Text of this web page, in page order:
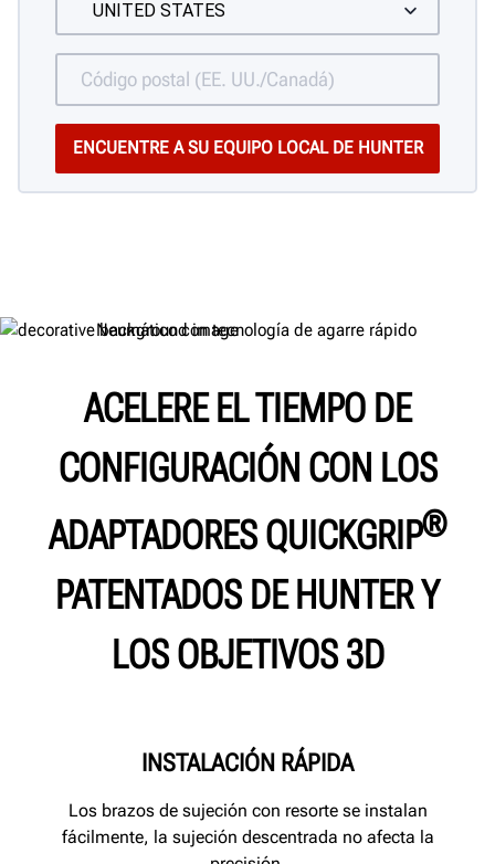
ACELERE EL TIEMPO DE
CONFIGURACIÓN CON LOS
ADAPTADORES QUICKGRIP®
PATENTADOS DE HUNTER Y
LOS OBJETIVOS 3D
INSTALACIÓN RÁPIDA
Los brazos de sujeción con resorte se instalan
fácilmente, la sujeción descentrada no afecta la